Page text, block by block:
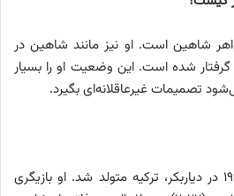
شاهین است. او نیز مانند شاهین در
گرفتار شده است. این وضعیت او را بسیار
تصمیمات غیرعاقلانه‌ای بگیرد.
دیلین دوگر در ۲۲ فوریه ۱۹۹۵ در دیاربکر، ترکیه متولد شد. او بازیگری